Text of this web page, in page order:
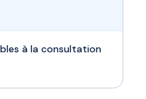
à la consultation